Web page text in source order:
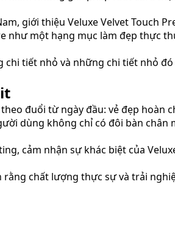
giới thiệu Veluxe Velvet Touch
như một hạng mục làm đẹp thực
tiết nhỏ và những chi tiết nhỏ
đuổi từ ngày đầu: vẻ đẹp hoàn
dùng không chỉ có đôi bàn
cảm nhận sự khác biệt của
chất lượng thực sự và trải